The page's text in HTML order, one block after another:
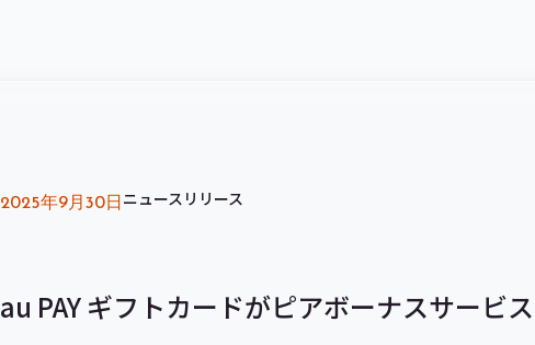
2025年9月30日 ニュースリリース
au PAY ギフトカードがピアボーナスサービ